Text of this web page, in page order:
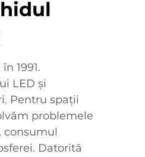
1991.
LED și
Pentru spații
problemele
consumul
Datorită